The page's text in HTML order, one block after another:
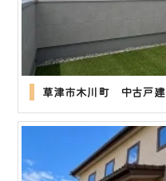
草津市木川町 中古戸建